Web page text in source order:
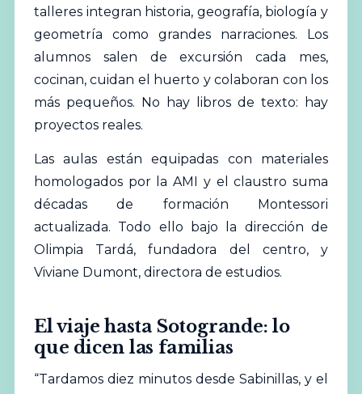
talleres integran historia, geografía, biología y
geometría como grandes narraciones. Los
alumnos salen de excursión cada mes,
cocinan, cuidan el huerto y colaboran con los
más pequeños. No hay libros de texto: hay
proyectos reales.
Las aulas están equipadas con materiales
homologados por la AMI y el claustro suma
décadas de formación Montessori
actualizada. Todo ello bajo la dirección de
Olimpia Tardá, fundadora del centro, y
Viviane Dumont, directora de estudios.
El viaje hasta Sotogrande: lo
que dicen las familias
“Tardamos diez minutos desde Sabinillas, y el